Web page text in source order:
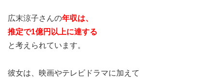
広末涼子さんの年収は、
推定で1億円以上に達する
と考えられています。
彼女は、映画やテレビドラマに加えて